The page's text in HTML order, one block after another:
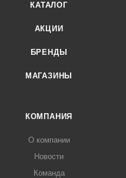
КАТАЛОГ
АКЦИИ
БРЕНДЫ
МАГАЗИНЫ
КОМПАНИЯ
О компании
Новости
Команда